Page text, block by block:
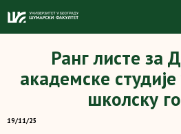
Ранг листe за
академске
школску
19/11/25